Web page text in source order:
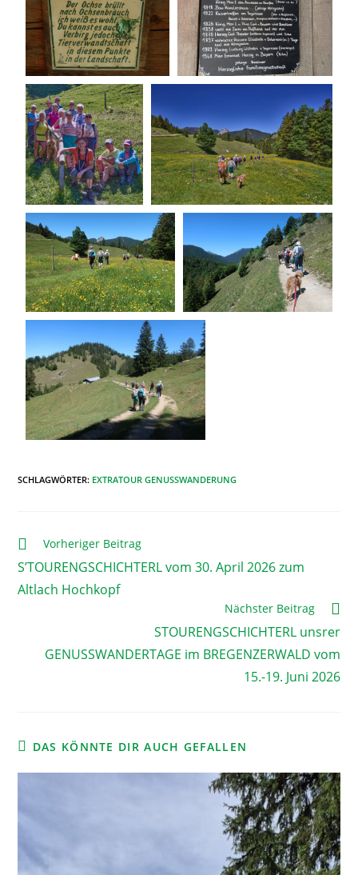
SCHLAGWÖRTER: EXTRATOUR GENUSSWANDERUNG
Vorheriger Beitrag
S’TOURENGSCHICHTERL vom 30. April 2026 zum
Altlach Hochkopf
Nächster Beitrag
STOURENGSCHICHTERL unsrer
GENUSSWANDERTAGE im BREGENZERWALD vom
15.-19. Juni 2026
DAS KÖNNTE DIR AUCH GEFALLEN